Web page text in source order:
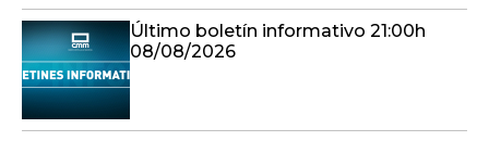
Último boletín informativo 21:00h
08/08/2026